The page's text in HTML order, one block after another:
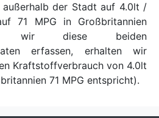
der Stadt auf 4.0lt /
71 MPG in Großbritannien
wir diese beiden
erfassen, erhalten wir
Kraftstoffverbrauch von 4.0lt
71 MPG entspricht).